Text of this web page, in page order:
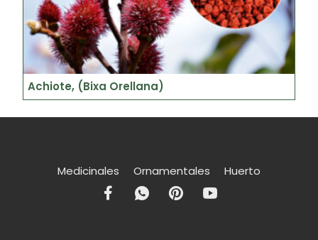
Achiote, (Bixa Orellana)
Medicinales Ornamentales Huerto